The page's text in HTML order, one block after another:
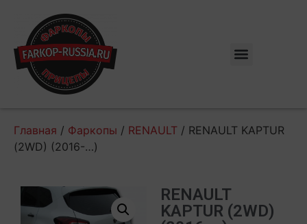
Главная / Фаркопы / RENAULT / RENAULT KAPTUR
(2WD) (2016-…)
RENAULT
KAPTUR (2WD)